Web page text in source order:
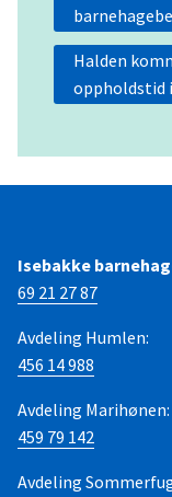
Halden
oppholdstid
Isebakke
69 21 27 87
Avdeling Humlen:
456 14 988
Avdeling Marihønen:
459 79 142
Avdeling